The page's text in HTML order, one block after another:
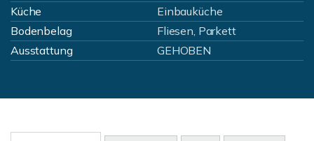
Küche
Einbauküche
Bodenbelag
Fliesen, Parkett
Ausstattung
GEHOBEN